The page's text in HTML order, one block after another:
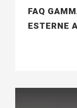
FAQ
ESTERNE